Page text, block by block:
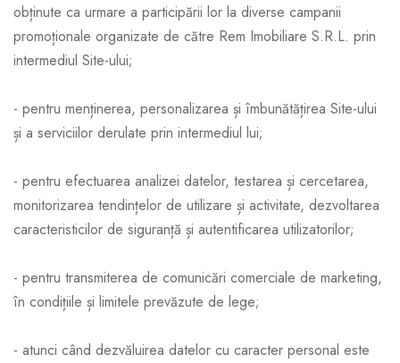
obținute ca urmare a participării lor la diverse campanii
promoționale organizate de către Rem Imobiliare S.R.L. prin
intermediul Site-ului;
- pentru menținerea, personalizarea și îmbunătățirea Site-ului
și a serviciilor derulate prin intermediul lui;
- pentru efectuarea analizei datelor, testarea și cercetarea,
monitorizarea tendințelor de utilizare și activitate, dezvoltarea
caracteristicilor de siguranță și autentificarea utilizatorilor;
- pentru transmiterea de comunicări comerciale de marketing,
în condițiile și limitele prevăzute de lege;
- atunci când dezvăluirea datelor cu caracter personal este